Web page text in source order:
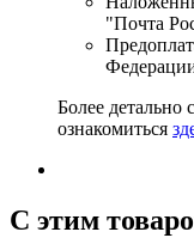
"Почта
Более
ознакомиться
C этим